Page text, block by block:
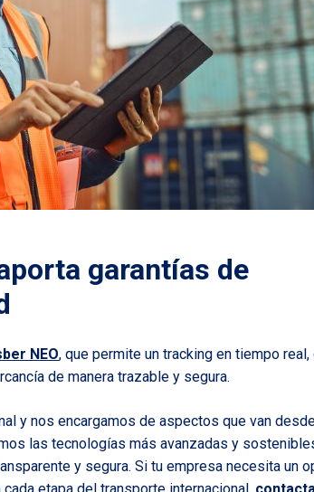
garantías de
NEO, que permite un tracking en tiempo real,
de manera trazable y segura.
y nos encargamos de aspectos que van
las tecnologías más avanzadas y
y segura. Si tu empresa necesita un